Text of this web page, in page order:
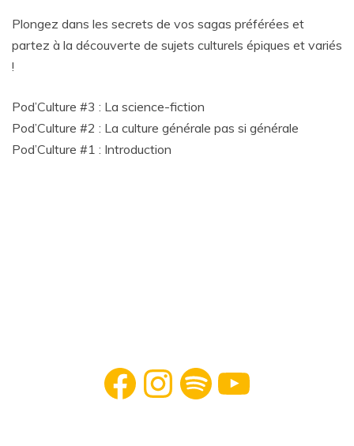
Plongez dans les secrets de vos sagas préférées et
partez à la découverte de sujets culturels épiques et variés
!
Pod’Culture #3 : La science-fiction
Pod’Culture #2 : La culture générale pas si générale
Pod’Culture #1 : Introduction
Facebook InstagramSpotify YouTube